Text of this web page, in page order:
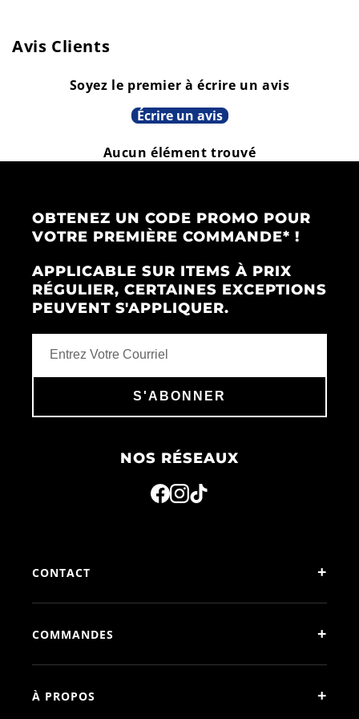
Avis Clients
Soyez le premier à écrire un avis
Écrire un avis
Aucun élément trouvé
OBTENEZ UN CODE PROMO POUR
VOTRE PREMIÈRE COMMANDE* !
APPLICABLE SUR ITEMS À PRIX
RÉGULIER, CERTAINES EXCEPTIONS
PEUVENT S'APPLIQUER.
S'ABONNER
NOS RÉSEAUX
CONTACT +
COMMANDES +
À PROPOS +